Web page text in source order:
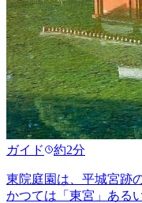
ガイド 約2分
東院庭園は、平城宮跡
かつては「東宮」ある